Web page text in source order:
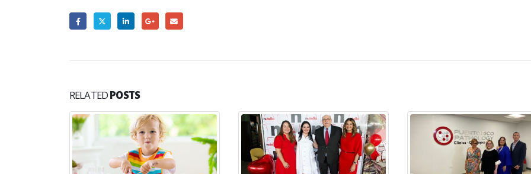
RELATEDPOSTS